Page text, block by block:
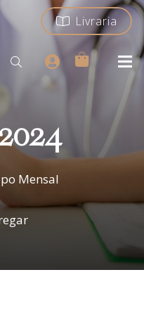
Livraria
Mensal